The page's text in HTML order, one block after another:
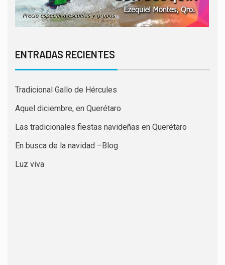
ENTRADAS RECIENTES
Tradicional Gallo de Hércules
Aquel diciembre, en Querétaro
Las tradicionales fiestas navideñas en Querétaro
En busca de la navidad –Blog
Luz viva